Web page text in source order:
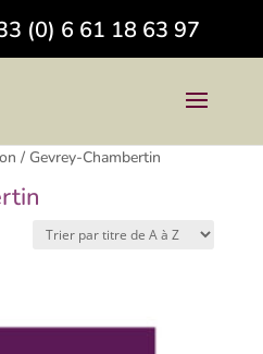
(0) 6 61 18 63 97
/ Gevrey-Chambertin